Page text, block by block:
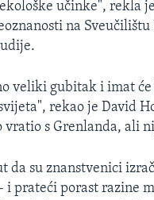
učinke", rekla
na
veliki gubitak i imat
rekao je David
vratio s Grenlanda, ali
da su znanstvenici
i prateći porast razine